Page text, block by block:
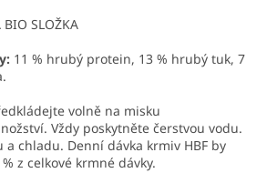
BIO SLOŽKA
11 % hrubý protein, 13 % hrubý tuk, 7
volně na misku
Vždy poskytněte čerstvou vodu.
a chladu. Denní dávka krmiv HBF by
z celkové krmné dávky.